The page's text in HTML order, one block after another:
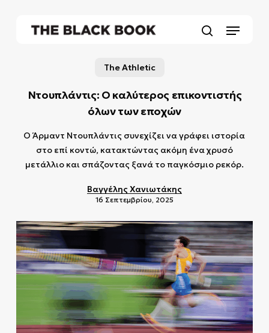
Menu
The Athletic
Ντουπλάντις: Ο καλύτερος επικοντιστής
όλων των εποχών
Ο Άρμαντ Ντουπλάντις συνεχίζει να γράφει ιστορία
στο επί κοντώ, κατακτώντας ακόμη ένα χρυσό
μετάλλιο και σπάζοντας ξανά το παγκόσμιο ρεκόρ.
Βαγγέλης Χανιωτάκης
16 Σεπτεμβρίου, 2025